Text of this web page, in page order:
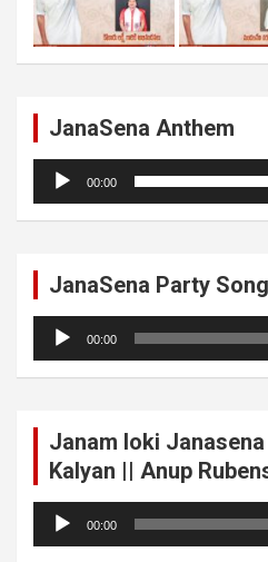
JanaSena Anthem
Audio
Player
00:00
JanaSena Party
Audio
Player
00:00
Janam loki
Kalyan || Anup
Audio
Player
00:00